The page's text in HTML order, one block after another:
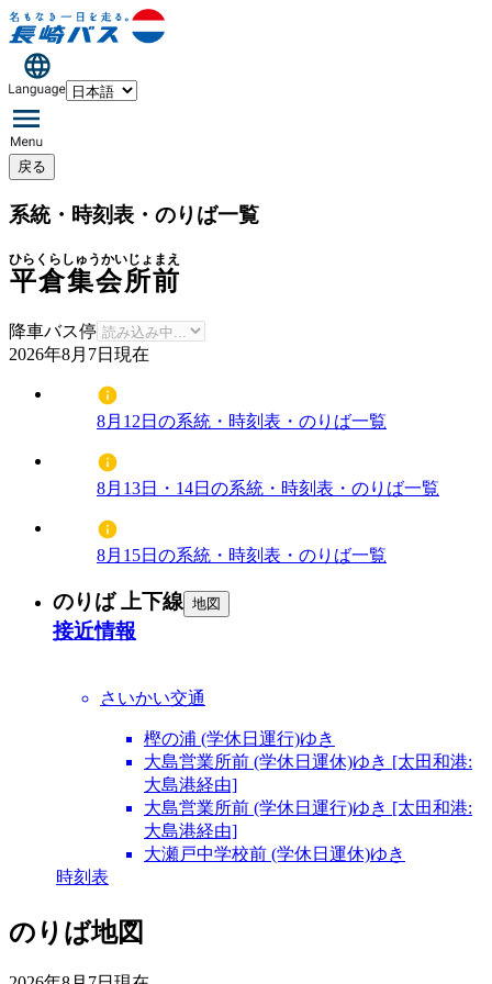
戻る
系統・時刻表・のりば一覧
平倉集会所前
ひらくらしゅうかいじょまえ
降車バス停
2026年8月7日 現在
8月12日の系統・時刻表・のりば一覧
8月13日・14日の系統・時刻表・のりば一覧
8月15日の系統・時刻表・のりば一覧
のりば 上下線 地図
接近情報
さいかい交通
樫の浦 (学休日運行)ゆき
大島営業所前 (学休日運休)ゆき [太田和港:
大島港経由]
大島営業所前 (学休日運行)ゆき [太田和港:
大島港経由]
大瀬戸中学校前 (学休日運休)ゆき
時刻表
のりば地図